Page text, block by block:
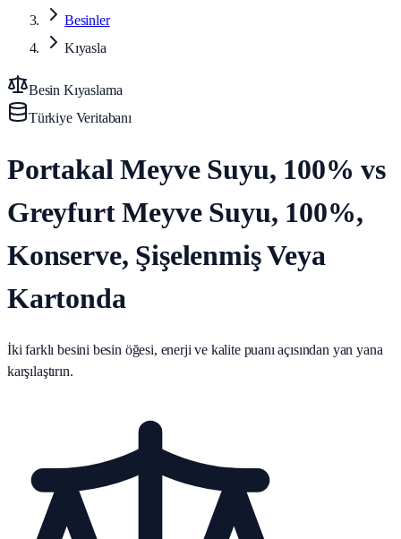
Besinler
Kıyasla
Besin Kıyaslama
Türkiye Veritabanı
Portakal Meyve Suyu, 100% vs
Greyfurt Meyve Suyu, 100%,
Konserve, Şişelenmiş Veya
Kartonda
İki farklı besini besin öğesi, enerji ve kalite puanı açısından yan yana
karşılaştırın.